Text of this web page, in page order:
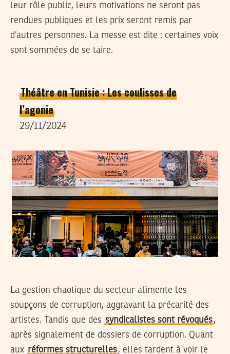
leur rôle public, leurs motivations ne seront pas
rendues publiques et les prix seront remis par
d’autres personnes. La messe est dite : certaines voix
sont sommées de se taire.
Théâtre en Tunisie : Les coulisses de
l’agonie
29/11/2024
La gestion chaotique du secteur alimente les
soupçons de corruption, aggravant la précarité des
artistes. Tandis que des syndicalistes sont révoqués,
après signalement de dossiers de corruption. Quant
aux réformes structurelles, elles tardent à voir le